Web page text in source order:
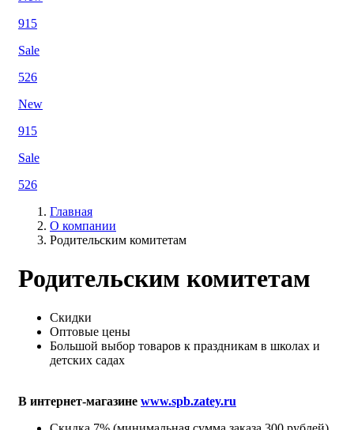
915
Sale
526
New
915
Sale
526
Главная
О компании
Родительским комитетам
Родительским комитетам
Скидки
Оптовые цены
Большой выбор товаров к праздникам в школах и
детских садах
В интернет-магазине www.spb.zatey.ru